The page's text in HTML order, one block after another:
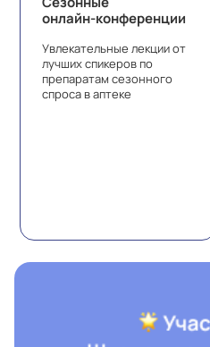
онлайн-конференции
Увлекательные лекции от
лучших спикеров по
препаратам сезонного
спроса в аптеке